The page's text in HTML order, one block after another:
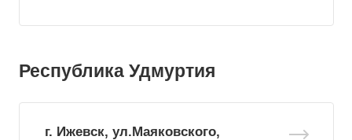
Республика Удмуртия
г. Ижевск, ул.Маяковского,